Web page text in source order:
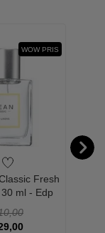
WOW PRIS
Fresh
ml - Edp